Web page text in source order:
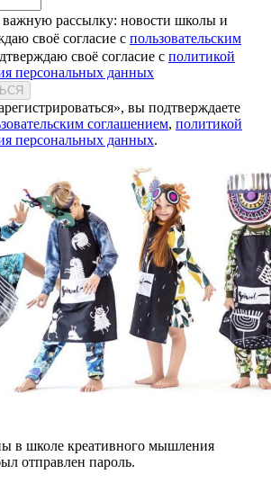
важную рассылку: новости школы и
своё согласие с пользовательским
своё согласие с политикой
персональных данных
вы подтверждаете
соглашением, политикой
персональных данных.
в школе креативного мышления
отправлен пароль.